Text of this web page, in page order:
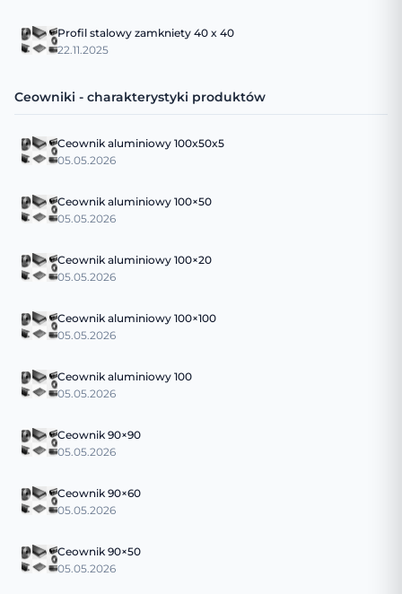
Profil stalowy zamkniety 40 x 40
22.11.2025
Ceowniki - charakterystyki produktów
Ceownik aluminiowy 100x50x5
05.05.2026
Ceownik aluminiowy 100×50
05.05.2026
Ceownik aluminiowy 100×20
05.05.2026
Ceownik aluminiowy 100×100
05.05.2026
Ceownik aluminiowy 100
05.05.2026
Ceownik 90×90
05.05.2026
Ceownik 90×60
05.05.2026
Ceownik 90×50
05.05.2026